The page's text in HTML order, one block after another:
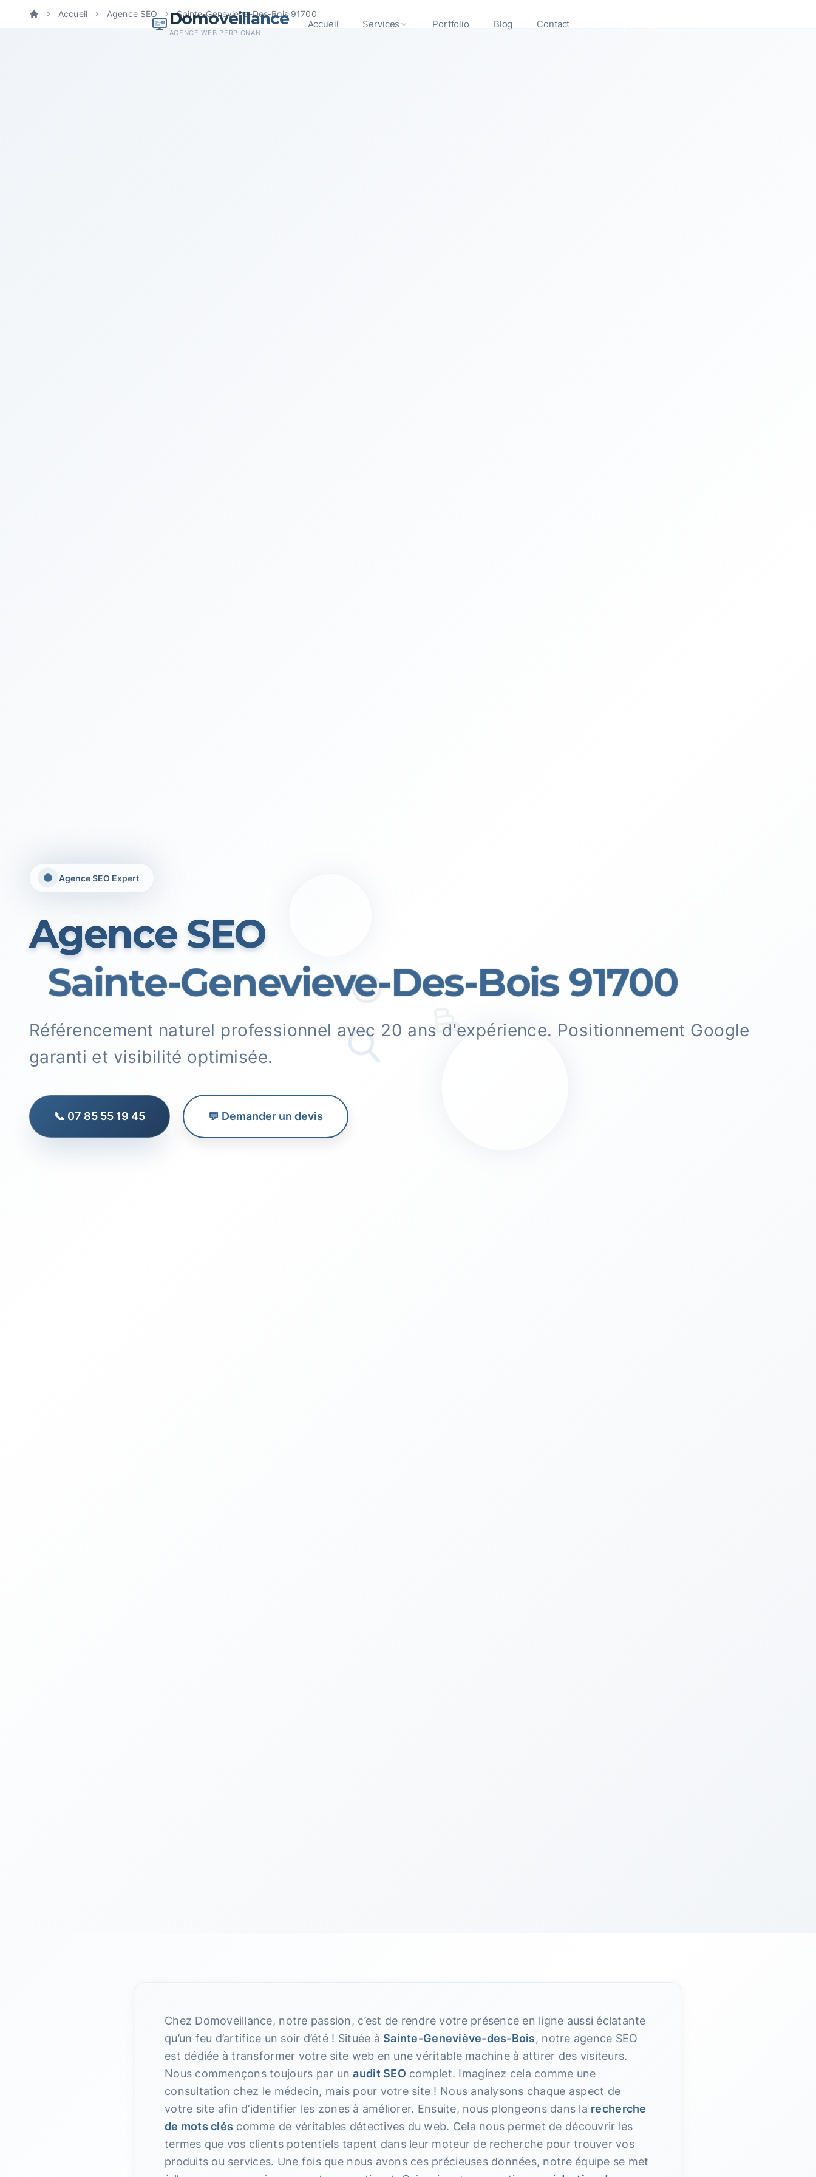
Domoveillance
AGENCE WEB PERPIGNAN
Accueil Services Portfolio Blog Contact
Accueil Agence SEO Sainte-Genevieve-Des-Bois 91700
Agence SEO Expert
Agence SEO
Sainte-Genevieve-Des-Bois 91700
Référencement naturel professionnel avec 20 ans d'expérience. Positionnement Google
garanti et visibilité optimisée.
📞 07 85 55 19 45 💬 Demander un devis
Chez Domoveillance, notre passion, c’est de rendre votre présence en ligne aussi éclatante
qu’un feu d’artifice un soir d’été ! Située à Sainte-Geneviève-des-Bois, notre agence SEO
est dédiée à transformer votre site web en une véritable machine à attirer des visiteurs.
Nous commençons toujours par unaudit SEO complet. Imaginez cela comme une
consultation chez le médecin, mais pour votre site ! Nous analysons chaque aspect de
votre site afin d’identifier les zones à améliorer. Ensuite, nous plongeons dans la recherche
de mots clés comme de véritables détectives du web. Cela nous permet de découvrir les
termes que vos clients potentiels tapent dans leur moteur de recherche pour trouver vos
produits ou services. Une fois que nous avons ces précieuses données, notre équipe se met